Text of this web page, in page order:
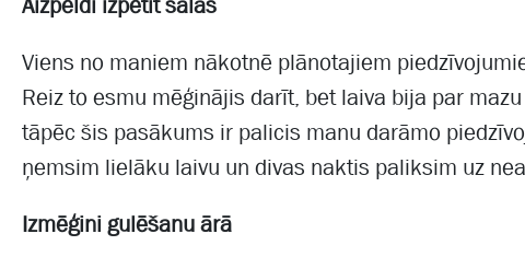
Viens no maniem nākotnē plānotajiem
Reiz to esmu mēģinājis darīt, bet laiva bija par
tāpēc šis pasākums ir palicis manu darāmo
ņemsim lielāku laivu un divas naktis paliksim uz
Izmēģini gulēšanu ārā